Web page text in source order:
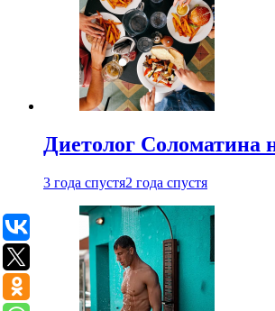
Диетолог Соломатина
3 года спустя2 года спустя